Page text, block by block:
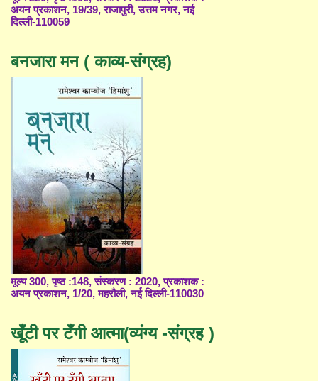
अयन प्रकाशन, 19/39, राजापुरी, उत्तम नगर, नई
दिल्ली-110059
बनजारा मन ( काव्य-संग्रह)
मूल्य 300, पृष्ठ :148, संस्करण : 2020, प्रकाशक :
अयन प्रकाशन, 1/20, महरौली, नई दिल्ली-110030
खूँटी पर टँगी आत्मा(व्यंग्य -संग्रह )